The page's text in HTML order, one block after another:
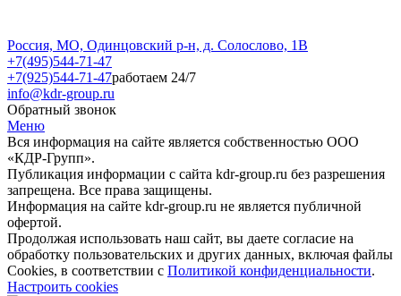
Россия, МО, Одинцовский р-н, д. Солослово, 1В
+7(495)544-71-47
+7(925)544-71-47работаем 24/7
info@kdr-group.ru
Обратный звонок
Меню
Вся информация на сайте является собственностью ООО
«КДР-Групп».
Публикация информации с сайта kdr-group.ru без разрешения
запрещена. Все права защищены.
Информация на сайте kdr-group.ru не является публичной
офертой.
Продолжая использовать наш сайт, вы даете согласие на
обработку пользовательских и других данных, включая файлы
Cookies, в соответствии с Политикой конфиденциальности.
Настроить cookies